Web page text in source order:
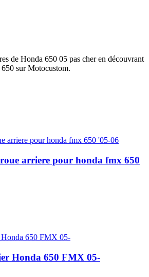
de Honda 650 05 pas cher en découvrant
sur Motocustom.
arriere pour honda fmx 650
Honda 650 FMX 05-